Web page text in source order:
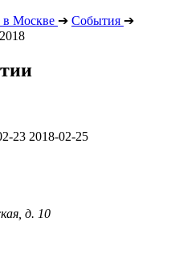
Москве ➔ События ➔
23 2018-02-25
д. 10